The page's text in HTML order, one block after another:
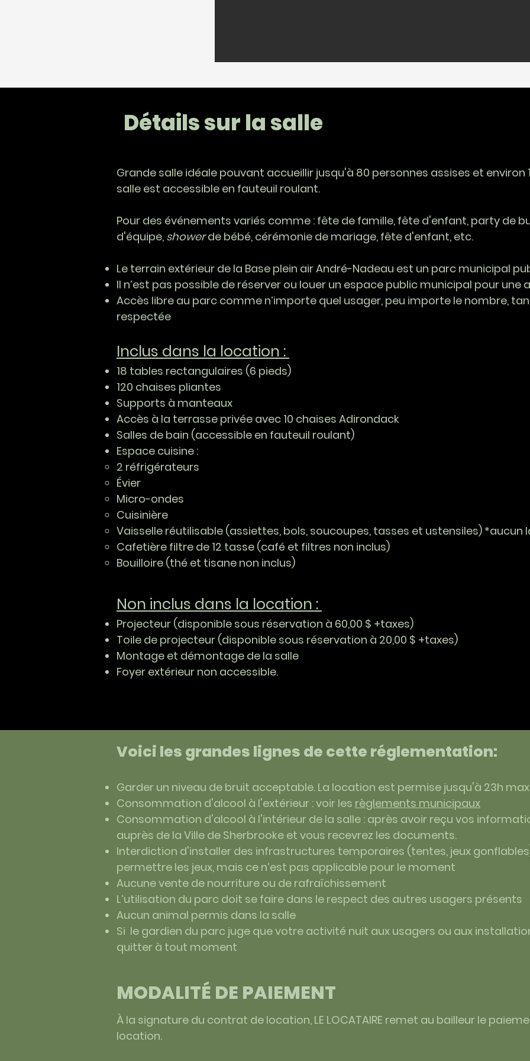
Détails sur la salle
Grande salle idéale pouvant accueillir jusqu'à 80 personnes assises et environ
salle est accessible en fauteuil roulant.
Pour des événements variés comme : fête de famille, fête d'enfant, party de
d'équipe, showerde bébé, cérémonie de mariage, fête d'enfant, etc.
Le terrain extérieur de la Base plein air André-Nadeau est un parc municipal
Il n’est pas possible de réserver ou louer un espace public municipal pour une
Accès libre au parc comme n’importe quel usager, peu importe le nombre,
respectée
Inclus dans la location :
18 tables rectangulaires (6 pieds)
120 chaises pliantes
Supports à manteaux
Accès à la terrasse privée avec 10 chaises Adirondack
Salles de bain (accessible en fauteuil roulant)
Espace cuisine :
​2 réfrigérateurs
Évier
Micro-ondes
Cuisinière
Vaisselle réutilisable (assiettes, bols, soucoupes, tasses et ustensiles) *aucun
Cafetière filtre de 12 tasse (café et filtres non inclus)
Bouilloire (thé et tisane non inclus)
Non inclus dans la location :
Projecteur (disponible sous réservation à 60,00 $ +taxes)
Toile de projecteur (disponible sous réservation à 20,00 $ +taxes)
Montage et démontage de la salle
Foyer extérieur non accessible.
Voici les grandes lignes de cette réglementation:
Garder un niveau de bruit acceptable. La location est permise jusqu'à 23h
Consommation d'alcool à l'extérieur : voir les règlements municipaux
Consommation d'alcool à l'intérieur de la salle : après avoir reçu vos
auprès de la Ville de Sherbrooke et vous recevrez les documents.
Interdiction d'installer des infrastructures temporaires (tentes, jeux
permettre les jeux, mais ce n’est pas applicable pour le moment
Aucune vente de nourriture ou de rafraîchissement
L’utilisation du parc doit se faire dans le respect des autres usagers présents
Aucun animal permis dans la salle
Si le gardien du parc juge que votre activité nuit aux usagers ou aux
quitter à tout moment
MODALITÉ DE PAIEMENT
À la signature du contrat de location, LE LOCATAIRE remet au bailleur le
location.